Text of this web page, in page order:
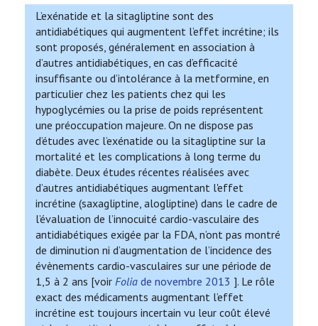
L’exénatide et la sitagliptine sont des
antidiabétiques qui augmentent l’effet incrétine; ils
sont proposés, généralement en association à
d’autres antidiabétiques, en cas d’efficacité
insuffisante ou d’intolérance à la metformine, en
particulier chez les patients chez qui les
hypoglycémies ou la prise de poids représentent
une préoccupation majeure. On ne dispose pas
d’études avec l’exénatide ou la sitagliptine sur la
mortalité et les complications à long terme du
diabète. Deux études récentes réalisées avec
d’autres antidiabétiques augmentant l'effet
incrétine (saxagliptine, alogliptine) dans le cadre de
l’évaluation de l’innocuité cardio-vasculaire des
antidiabétiques exigée par la FDA, n’ont pas montré
de diminution ni d’augmentation de l’incidence des
évènements cardio-vasculaires sur une période de
1,5 à 2 ans [voir Folia de novembre 2013 ]. Le rôle
exact des médicaments augmentant l’effet
incrétine est toujours incertain vu leur coût élevé